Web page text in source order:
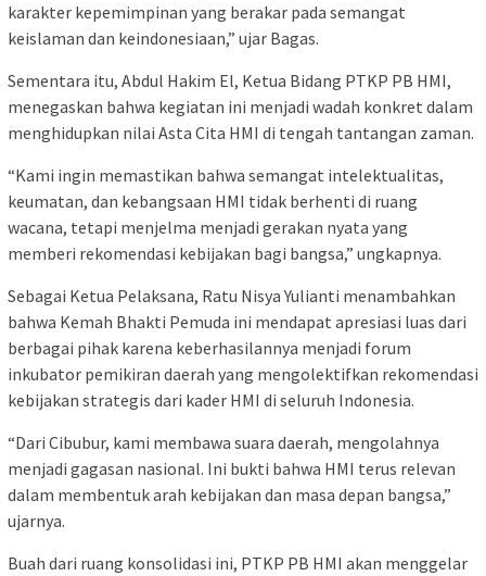
karakter kepemimpinan yang berakar pada semangat
keislaman dan keindonesiaan,” ujar Bagas.
Sementara itu, Abdul Hakim El, Ketua Bidang PTKP PB HMI,
menegaskan bahwa kegiatan ini menjadi wadah konkret dalam
menghidupkan nilai Asta Cita HMI di tengah tantangan zaman.
“Kami ingin memastikan bahwa semangat intelektualitas,
keumatan, dan kebangsaan HMI tidak berhenti di ruang
wacana, tetapi menjelma menjadi gerakan nyata yang
memberi rekomendasi kebijakan bagi bangsa,” ungkapnya.
Sebagai Ketua Pelaksana, Ratu Nisya Yulianti menambahkan
bahwa Kemah Bhakti Pemuda ini mendapat apresiasi luas dari
berbagai pihak karena keberhasilannya menjadi forum
inkubator pemikiran daerah yang mengolektifkan rekomendasi
kebijakan strategis dari kader HMI di seluruh Indonesia.
“Dari Cibubur, kami membawa suara daerah, mengolahnya
menjadi gagasan nasional. Ini bukti bahwa HMI terus relevan
dalam membentuk arah kebijakan dan masa depan bangsa,”
ujarnya.
Buah dari ruang konsolidasi ini, PTKP PB HMI akan menggelar